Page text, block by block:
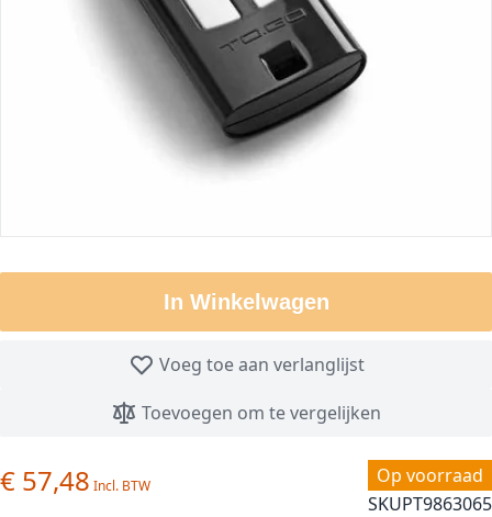
In Winkelwagen
Voeg toe aan verlanglijst
Toevoegen om te vergelijken
Op voorraad
SKUPT9863065
€ 57,48